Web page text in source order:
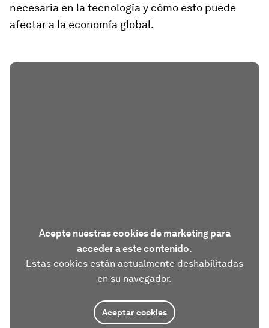
necesaria en la tecnología y cómo esto puede
afectar a la economía global.
Acepte nuestras cookies de marketing para
acceder a este contenido.
Estas cookies están actualmente deshabilitadas
en su navegador.
Aceptar cookies